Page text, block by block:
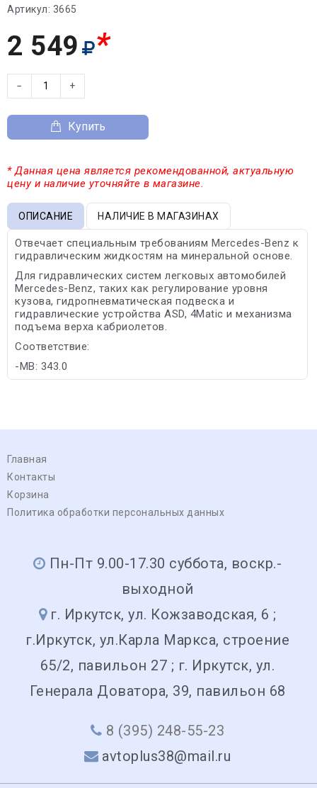
Артикул: 3665
2 549 *
− +
Купить
* Данная цена является рекомендованной, актуальную
цену и наличие уточняйте в магазине.
ОПИСАНИЕ НАЛИЧИЕ В МАГАЗИНАХ
Отвечает специальным требованиям Mercedes-Benz к
гидравлическим жидкостям на минеральной основе.
Для гидравлических систем легковых автомобилей
Mercedes-Benz, таких как регулирование уровня
кузова, гидропневматическая подвеска и
гидравлические устройства ASD, 4Matic и механизма
подъема верха кабриолетов.
Соответствие:
-MB: 343.0
Главная
Контакты
Корзина
Политика обработки персональных данных
Пн-Пт 9.00-17.30 суббота, воскр.-
выходной
г. Иркутск, ул. Кожзаводская, 6 ;
г.Иркутск, ул.Карла Маркса, строение
65/2, павильон 27 ; г. Иркутск, ул.
Генерала Доватора, 39, павильон 68
8 (395) 248-55-23
avtoplus38@mail.ru